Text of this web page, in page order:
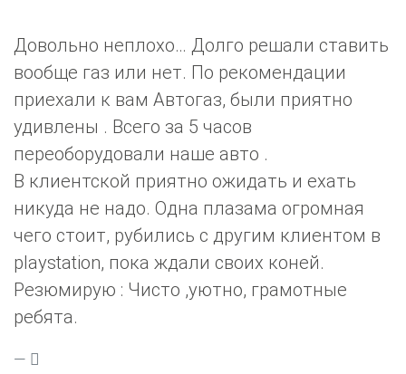
Довольно неплохо… Долго решали ставить
вообще газ или нет. По рекомендации
приехали к вам Автогаз, были приятно
удивлены . Всего за 5 часов
переоборудовали наше авто .
В клиентской приятно ожидать и ехать
никуда не надо. Одна плазама огромная
чего стоит, рубились с другим клиентом в
playstation, пока ждали своих коней.
Резюмирую : Чисто ,уютно, грамотные
ребята.